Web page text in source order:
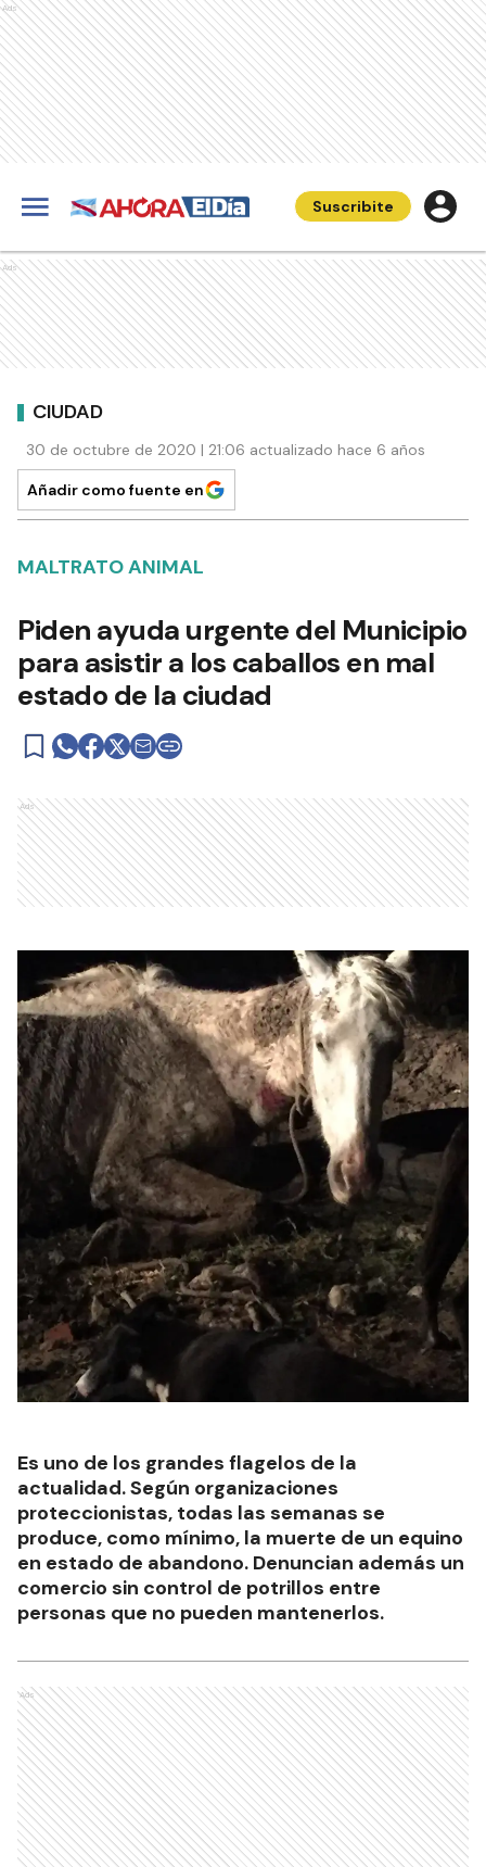
Ads
Suscribite
Ads
CIUDAD
30 de octubre de 2020 | 21:06 actualizado hace 6 años
Añadir como fuente en
MALTRATO ANIMAL
Piden ayuda urgente del Municipio
para asistir a los caballos en mal
estado de la ciudad
Ads
Es uno de los grandes flagelos de la
actualidad. Según organizaciones
proteccionistas, todas las semanas se
produce, como mínimo, la muerte de un equino
en estado de abandono. Denuncian además un
comercio sin control de potrillos entre
personas que no pueden mantenerlos.
Ads